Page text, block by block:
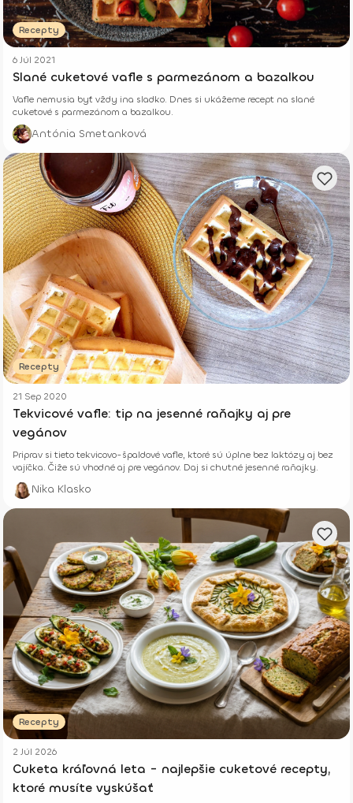
Recepty
6 Júl 2021
Slané cuketové vafle s parmezánom a bazalkou
Vafle nemusia byť vždy ina sladko. Dnes si ukážeme recept na slané
cuketové s parmezánom a bazalkou.
Antónia Smetanková
Recepty
21 Sep 2020
Tekvicové vafle: tip na jesenné raňajky aj pre
vegánov
Priprav si tieto tekvicovo-špaldové vafle, ktoré sú úplne bez laktózy aj bez
vajíčka. Čiže sú vhodné aj pre vegánov. Daj si chutné jesenné raňajky.
Nika Klasko
Recepty
2 Júl 2026
Cuketa kráľovná leta - najlepšie cuketové recepty,
ktoré musíte vyskúšať